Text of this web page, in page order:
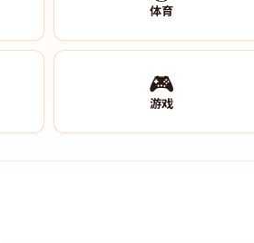
体育
🎮
游戏